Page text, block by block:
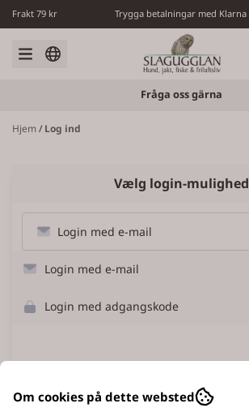
Spring til indhold
Frakt 79 kr Trygga betalningar med Klarna
Fråga oss gärna
Hjem/ Log ind
Vælg login-mulighed
Login med e-mail
Login med e-mail
Login med adgangskode
Om cookies på dette websted